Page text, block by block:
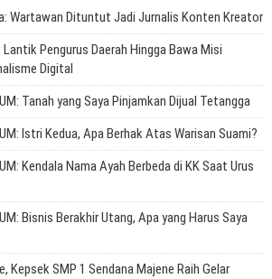
Wartawan Dituntut Jadi Jurnalis Konten Kreator
Lantik Pengurus Daerah Hingga Bawa Misi
Digital
Tanah yang Saya Pinjamkan Dijual Tetangga
Istri Kedua, Apa Berhak Atas Warisan Suami?
Kendala Nama Ayah Berbeda di KK Saat Urus
Bisnis Berakhir Utang, Apa yang Harus Saya
Kepsek SMP 1 Sendana Majene Raih Gelar